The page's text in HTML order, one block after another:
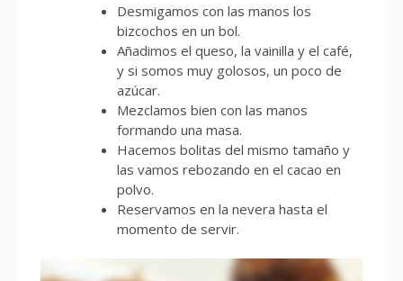
Desmigamos con las manos los
bizcochos en un bol.
Añadimos el queso, la vainilla y el café,
y si somos muy golosos, un poco de
azúcar.
Mezclamos bien con las manos
formando una masa.
Hacemos bolitas del mismo tamaño y
las vamos rebozando en el cacao en
polvo.
Reservamos en la nevera hasta el
momento de servir.